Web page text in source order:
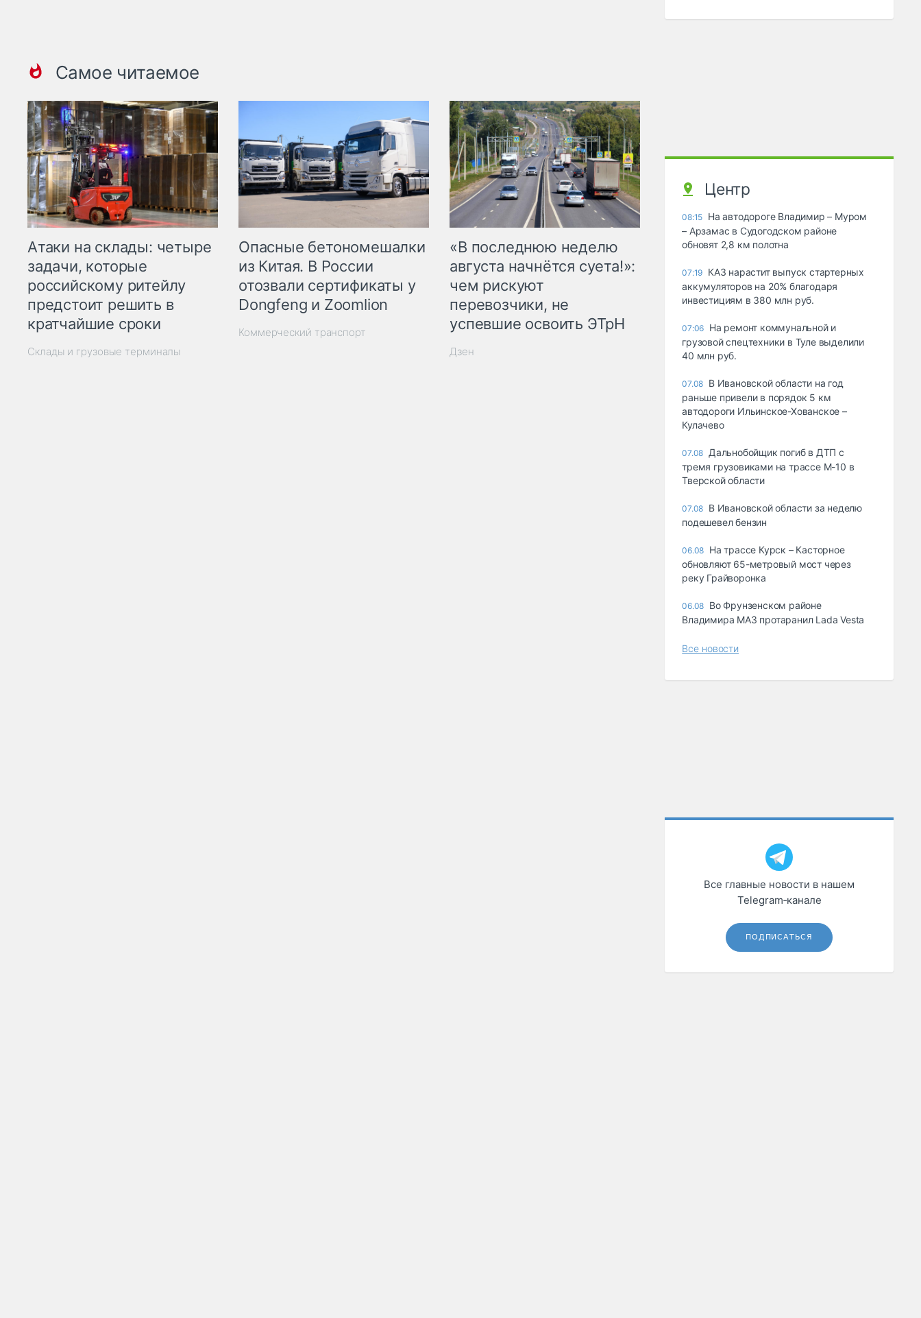
Самое читаемое
Атаки на склады: четыре
задачи, которые
российскому ритейлу
предстоит решить в
кратчайшие сроки
Склады и грузовые терминалы
Опасные бетономешалки
из Китая. В России
отозвали сертификаты у
Dongfeng и Zoomlion
Коммерческий транспорт
«В последнюю неделю
августа начнётся суета!»:
чем рискуют
перевозчики, не
успевшие освоить ЭТрН
Дзен
Центр
08:15 На автодороге Владимир – Муром
– Арзамас в Судогодском районе
обновят 2,8 км полотна
07:19 КАЗ нарастит выпуск стартерных
аккумуляторов на 20% благодаря
инвестициям в 380 млн руб.
07:06 На ремонт коммунальной и
грузовой спецтехники в Туле выделили
40 млн руб.
07.08 В Ивановской области на год
раньше привели в порядок 5 км
автодороги Ильинское-Хованское –
Кулачево
07.08 Дальнобойщик погиб в ДТП с
тремя грузовиками на трассе М-10 в
Тверской области
07.08 В Ивановской области за неделю
подешевел бензин
06.08 На трассе Курск – Касторное
обновляют 65-метровый мост через
реку Грайворонка
06.08 Во Фрунзенском районе
Владимира МАЗ протаранил Lada Vesta
Все новости
Все главные новости в нашем
Telegram‑канале
ПОДПИСАТЬСЯ